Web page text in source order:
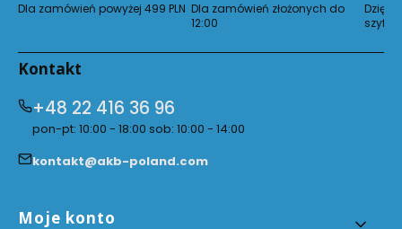
Dla zamówień powyżej 499 PLN Dla zamówień złożonych do
12:00
Dzięki
Kontakt
+48 22 416 36 96
pon-pt: 10:00 - 18:00 sob: 10:00 - 14:00
kontakt@akb-poland.com
Linki w stopce
Moje konto